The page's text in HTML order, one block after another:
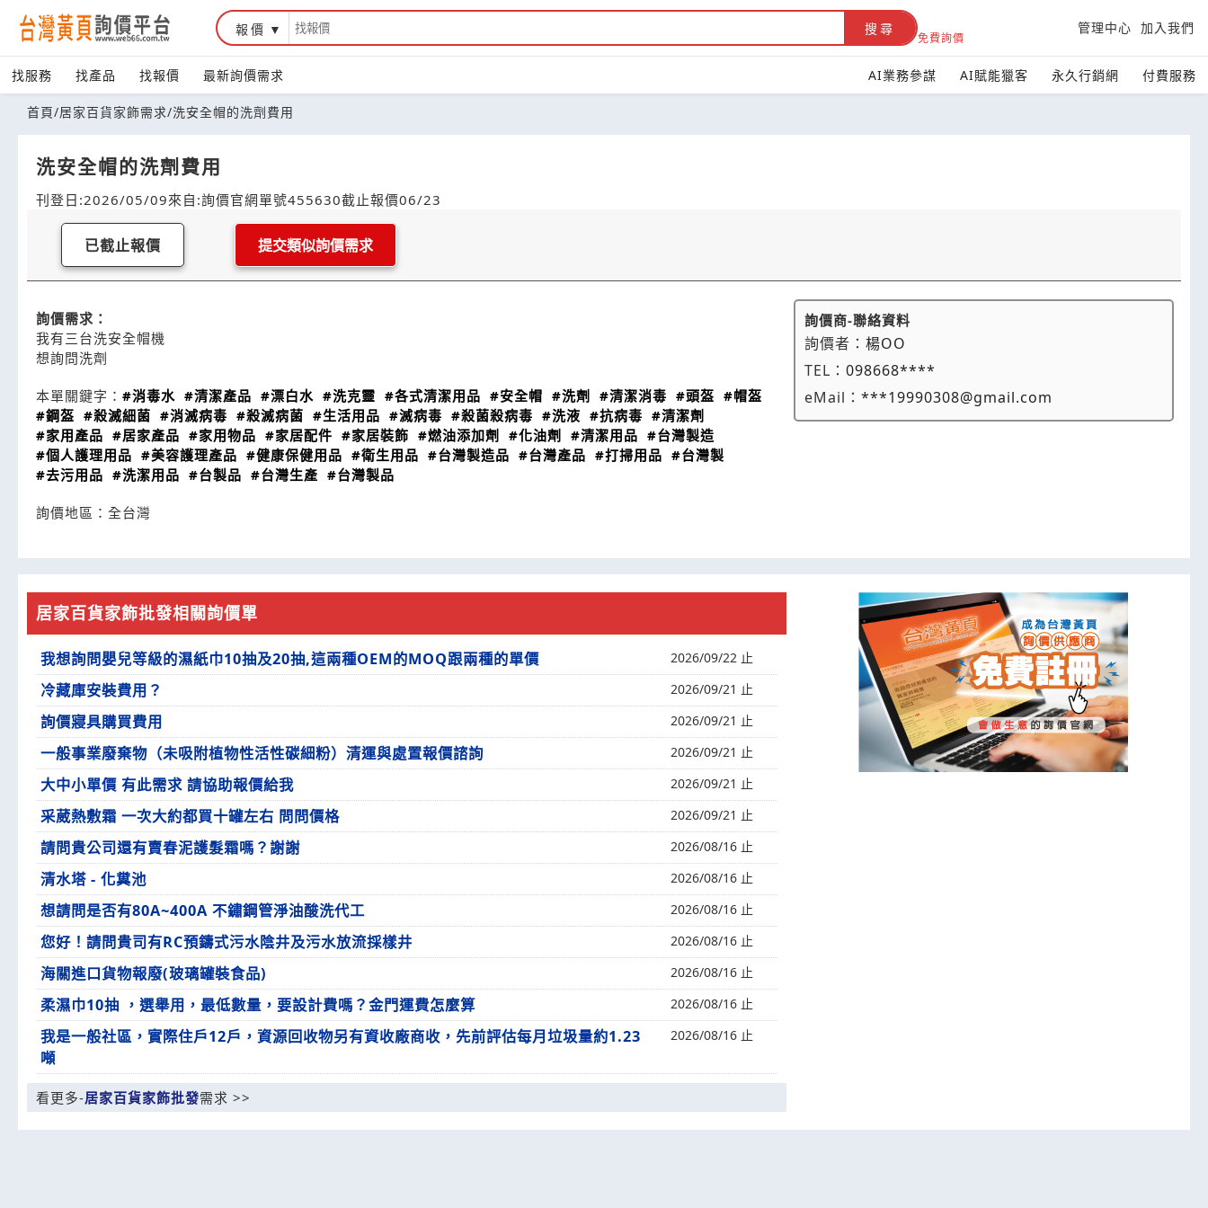
報價 搜尋
免費詢價
管理中心 加入我們
找服務 找產品 找報價 最新詢價需求 AI業務參謀 AI賦能獵客 永久行銷網 付費服務
首頁/居家百貨家飾需求/洗安全帽的洗劑費用
洗安全帽的洗劑費用
刊登日:2026/05/09來自:詢價官網單號455630截止報價06/23
已截止報價 提交類似詢價需求
詢價需求：
我有三台洗安全帽機
想詢問洗劑
本單關鍵字： #消毒水 #清潔產品 #漂白水 #洗克靈 #各式清潔用品 #安全帽 #洗劑 #清潔消毒 #頭盔 #帽盔
#鋼盔 #殺滅細菌 #消滅病毒 #殺滅病菌 #生活用品 #滅病毒 #殺菌殺病毒 #洗液 #抗病毒 #清潔劑
#家用產品 #居家產品 #家用物品 #家居配件 #家居裝飾 #燃油添加劑 #化油劑 #清潔用品 #台灣製造
#個人護理用品 #美容護理產品 #健康保健用品 #衛生用品 #台灣製造品 #台灣產品 #打掃用品 #台灣製
#去污用品 #洗潔用品 #台製品 #台灣生產 #台灣製品
詢價地區： 全台灣
詢價商-聯絡資料
詢價者：楊OO
TEL：098668****
eMail：***19990308@gmail.com
居家百貨家飾批發相關詢價單
我想詢問嬰兒等級的濕紙巾10抽及20抽,這兩種OEM的MOQ跟兩種的單價 2026/09/22 止
冷藏庫安裝費用？ 2026/09/21 止
詢價寢具購買費用 2026/09/21 止
一般事業廢棄物（未吸附植物性活性碳細粉）清運與處置報價諮詢 2026/09/21 止
大中小單價 有此需求 請協助報價給我 2026/09/21 止
采葳熱敷霜 一次大約都買十罐左右 問問價格 2026/09/21 止
請問貴公司還有賣春泥護髮霜嗎？謝謝 2026/08/16 止
清水塔 - 化糞池 2026/08/16 止
想請問是否有80A~400A 不鏽鋼管淨油酸洗代工 2026/08/16 止
您好！請問貴司有RC預鑄式污水陰井及污水放流採樣井 2026/08/16 止
海關進口貨物報廢(玻璃罐裝食品) 2026/08/16 止
柔濕巾10抽 ，選舉用，最低數量，要設計費嗎？金門運費怎麼算 2026/08/16 止
我是一般社區，實際住戶12戶，資源回收物另有資收廠商收，先前評估每月垃圾量約1.23
噸
2026/08/16 止
看更多-居家百貨家飾批發需求 >>